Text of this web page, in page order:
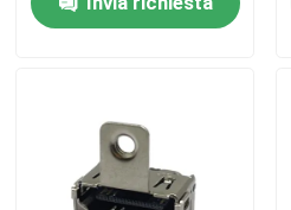
Circa noi
Giro della fabbrica